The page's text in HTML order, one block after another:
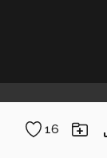
16